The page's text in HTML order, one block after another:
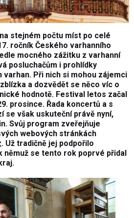
stejném počtu míst po celé
ročník Českého varhanního
mocného zážitku z varhanní
posluchačům i prohlídky
Při nich si mohou zájemci
a dozvědět se něco víc o
hodnotě. Festival letos začal
prosince. Řada koncertů a s
se však uskuteční právě nyní,
Svůj program zveřejňuje
webových stránkách
. Už tradičně jej podpořilo
němuž se tento rok poprvé přidal